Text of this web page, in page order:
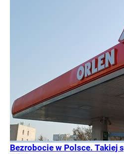
Bezrobocie w Polsce. Takiej